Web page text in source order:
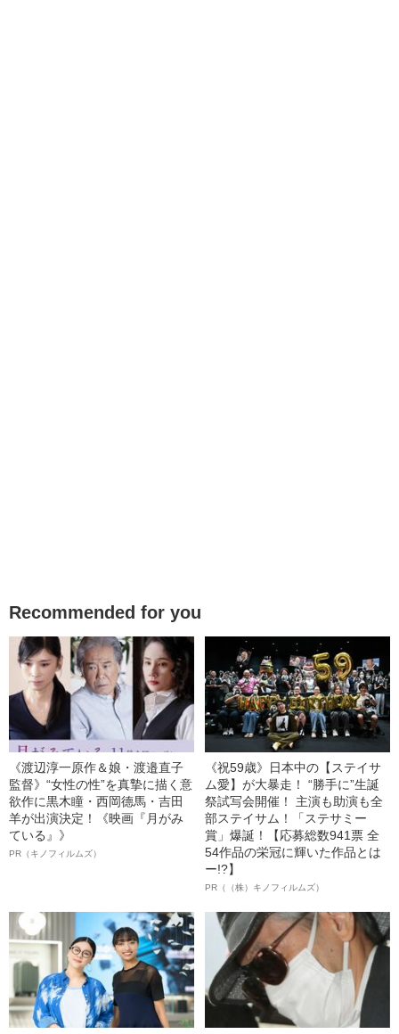
Recommended for you
《渡辺淳一原作＆娘・渡邉直子
監督》“女性の性”を真摯に描く意
欲作に黒木瞳・西岡德馬・吉田
羊が出演決定！《映画『月がみ
ている』》
PR（キノフィルムズ）
《祝59歳》日本中の【ステイサ
ム愛】が大暴走！ “勝手に”生誕
祭試写会開催！ 主演も助演も全
部ステイサム！「ステサミー
賞」爆誕！【応募総数941票 全
54作品の栄冠に輝いた作品とは
ー!?】
PR（（株）キノフィルムズ）